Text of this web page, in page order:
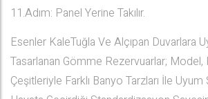
11.Adım: Panel Yerine Takılır.
Esenler KaleTuğla Ve Alçıpan Duvarlara
Tasarlanan Gömme Rezervuarlar;
Çeşitleriyle Farklı Banyo Tarzları İle Uyum